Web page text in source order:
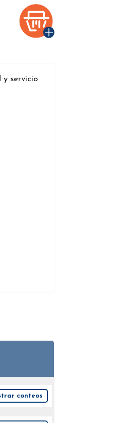
y servicio
conteos